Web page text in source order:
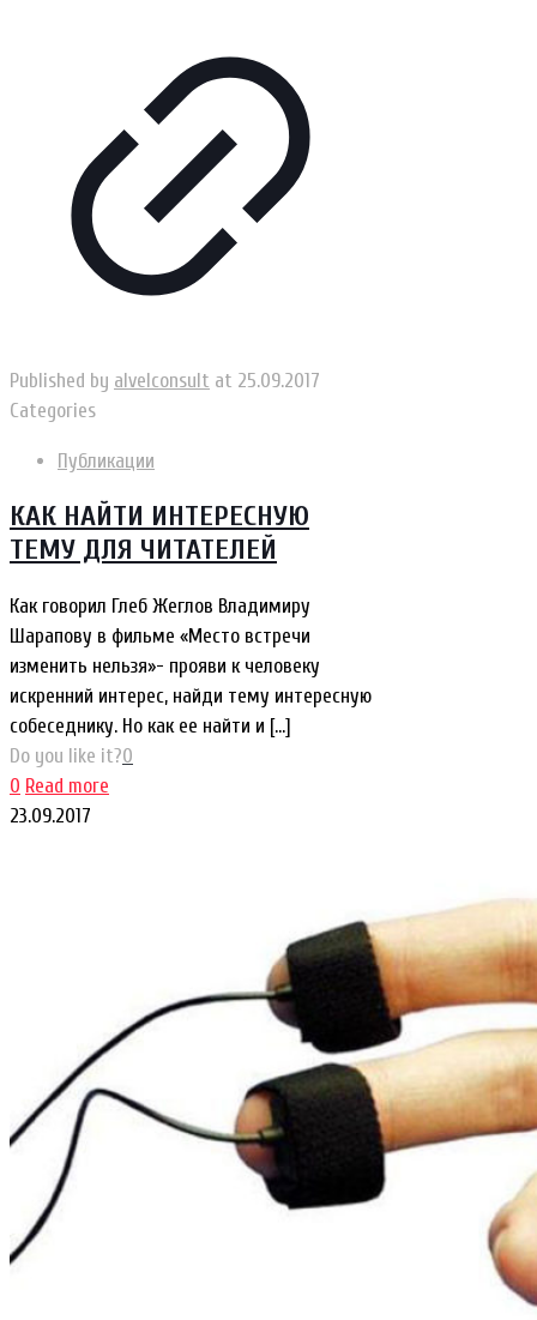
Published by alvelconsult at 25.09.2017
Categories
Публикации
КАК НАЙТИ ИНТЕРЕСНУЮ
ТЕМУ ДЛЯ ЧИТАТЕЛЕЙ
Как говорил Глеб Жеглов Владимиру
Шарапову в фильме «Место встречи
изменить нельзя»- прояви к человеку
искренний интерес, найди тему интересную
собеседнику. Но как ее найти и […]
Do you like it?0
0 Read more
23.09.2017